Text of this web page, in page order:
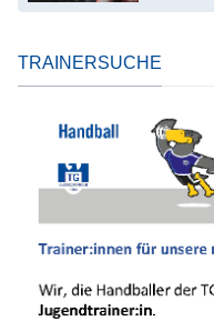
TRAINERSUCHE